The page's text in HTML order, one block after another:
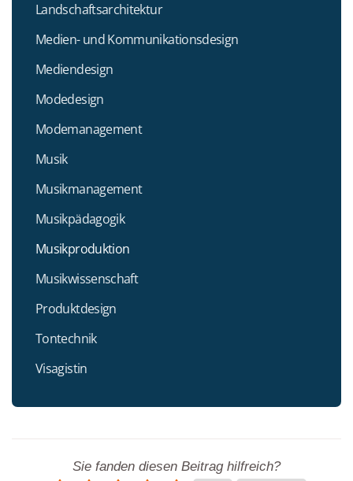
Landschaftsarchitektur
Medien- und Kommunikationsdesign
Mediendesign
Modedesign
Modemanagement
Musik
Musikmanagement
Musikpädagogik
Musikproduktion
Musikwissenschaft
Produktdesign
Tontechnik
Visagistin
Sie fanden diesen Beitrag hilfreich?